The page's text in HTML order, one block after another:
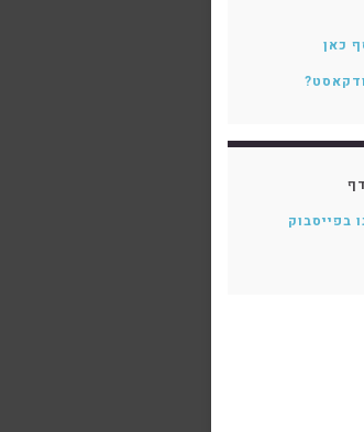
כאן
בפייסבוק